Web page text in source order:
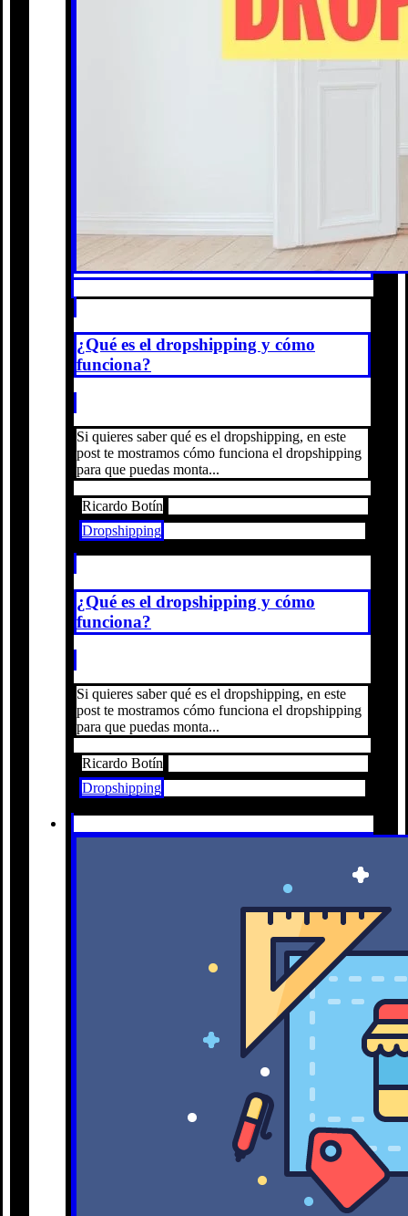
¿Qué es el dropshipping y cómo
funciona?
Si quieres saber qué es el dropshipping, en este
post te mostramos cómo funciona el dropshipping
para que puedas monta...
Ricardo Botín
Dropshipping
¿Qué es el dropshipping y cómo
funciona?
Si quieres saber qué es el dropshipping, en este
post te mostramos cómo funciona el dropshipping
para que puedas monta...
Ricardo Botín
Dropshipping